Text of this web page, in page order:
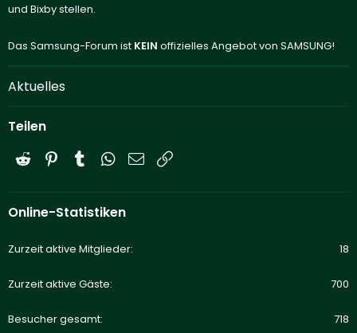
und Bixby stellen.
Das Samsung-Forum ist KEIN offizielles Angebot von SAMSUNG!
Aktuelles
Teilen
Reddit PinterestTumblrWhatsApp
E-Mail
Online-Statistiken
Zurzeit aktive Mitglieder 18
Zurzeit aktive Gäste 700
Besucher gesamt 718